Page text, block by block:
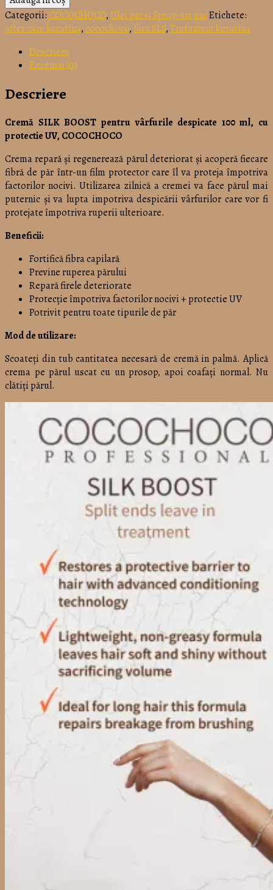
Categorii: COCOCHOCO,Ulei păr și Spray-uri părEtichete:
after care keratina, cocochoco, fara SLS,Tratament keratina
Descriere
Recenzii (0)
Descriere
Cremă SILK BOOST pentru vârfurile despicate 100 ml, cu
protectie UV, COCOCHOCO
Crema repară și regenerează părul deteriorat și acoperă fiecare
fibră de păr într-un film protector care îl va proteja împotriva
factorilor nocivi. Utilizarea zilnică a cremei va face părul mai
puternic și va lupta impotriva despicării vârfurilor care vor fi
protejate împotriva ruperii ulterioare.
Beneficii:
Fortifică fibra capilară
Previne ruperea părului
Repară firele deteriorate
Protecție împotriva factorilor nocivi + protectie UV
Potrivit pentru toate tipurile de păr
Mod de utilizare:
Scoateți din tub cantitatea necesară de cremă in palmă. Aplică
crema pe părul uscat cu un prosop, apoi coafați normal. Nu
clătiți părul.